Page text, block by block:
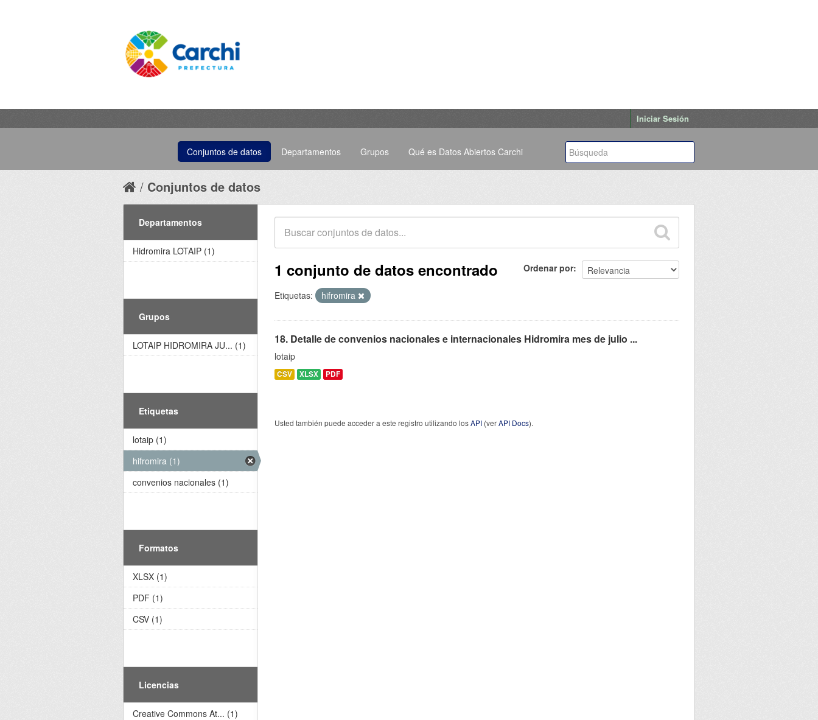
Iniciar Sesión
Conjuntos de datos Departamentos Grupos Qué es Datos Abiertos Carchi
Conjuntos de datos
Ordenar por
1 conjunto de datos encontrado
Etiquetas: hifromira
18. Detalle de convenios nacionales e internacionales Hidromira mes de julio ...
lotaip
CSV XLSX PDF
Usted también puede acceder a este registro utilizando losAPI (verAPI Docs).
Departamentos
Hidromira LOTAIP (1)
Grupos
LOTAIP HIDROMIRA JU... (1)
Etiquetas
lotaip (1)
hifromira (1)
convenios nacionales (1)
Formatos
XLSX (1)
PDF (1)
CSV (1)
Licencias
Creative Commons At... (1)